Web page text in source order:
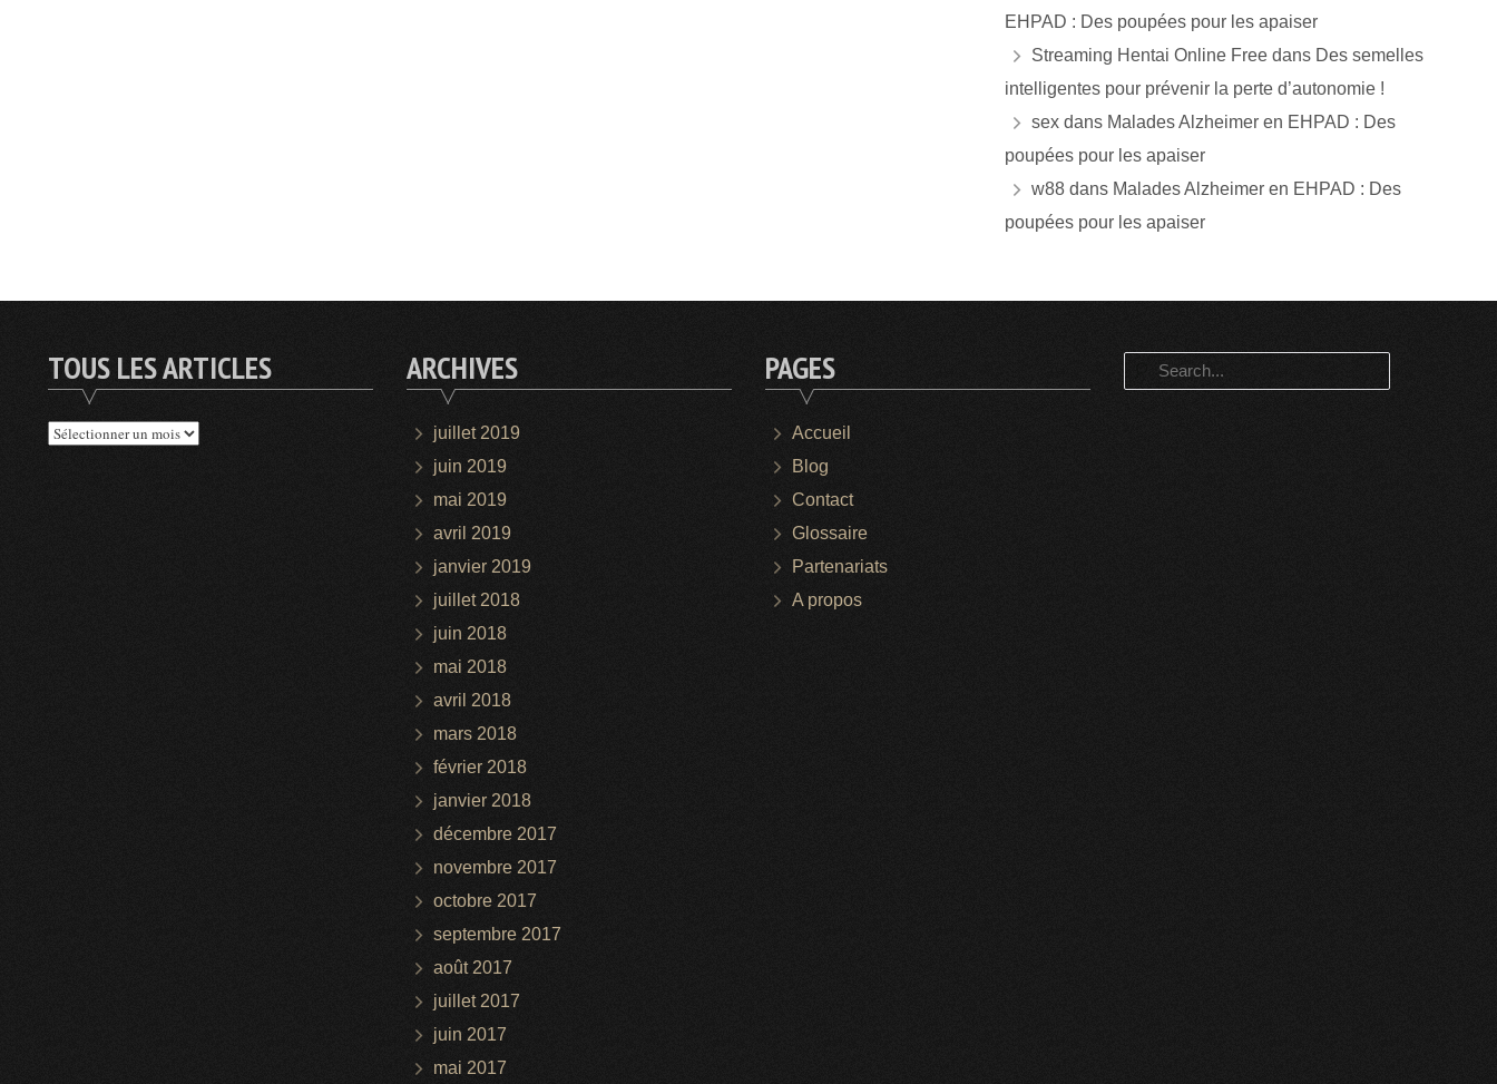
EHPAD : Des poupées pour les apaiser
Streaming Hentai Online Freedans Des semelles
intelligentes pour prévenir la perte d’autonomie !
sexdans Malades Alzheimer en EHPAD : Des
poupées pour les apaiser
w88dans Malades Alzheimer en EHPAD : Des
poupées pour les apaiser
TOUS LES ARTICLES
Tous
ARCHIVES
juillet 2019
juin 2019
mai 2019
avril 2019
janvier 2019
juillet 2018
juin 2018
mai 2018
avril 2018
mars 2018
février 2018
janvier 2018
décembre 2017
novembre 2017
octobre 2017
septembre 2017
août 2017
juillet 2017
juin 2017
mai 2017
PAGES
Accueil
Blog
Contact
Glossaire
Partenariats
A propos